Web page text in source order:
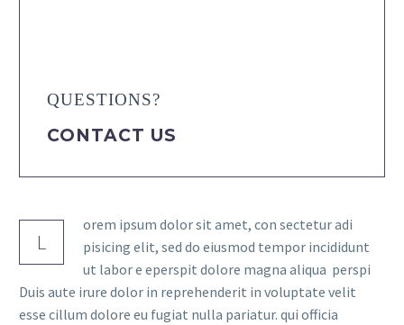
QUESTIONS?
CONTACT US
L
orem ipsum dolor sit amet, con sectetur adi
pisicing elit, sed do eiusmod tempor incididunt
ut labor e eperspit dolore magna aliqua perspi
Duis aute irure dolor in reprehenderit in voluptate velit
esse cillum dolore eu fugiat nulla pariatur. qui officia